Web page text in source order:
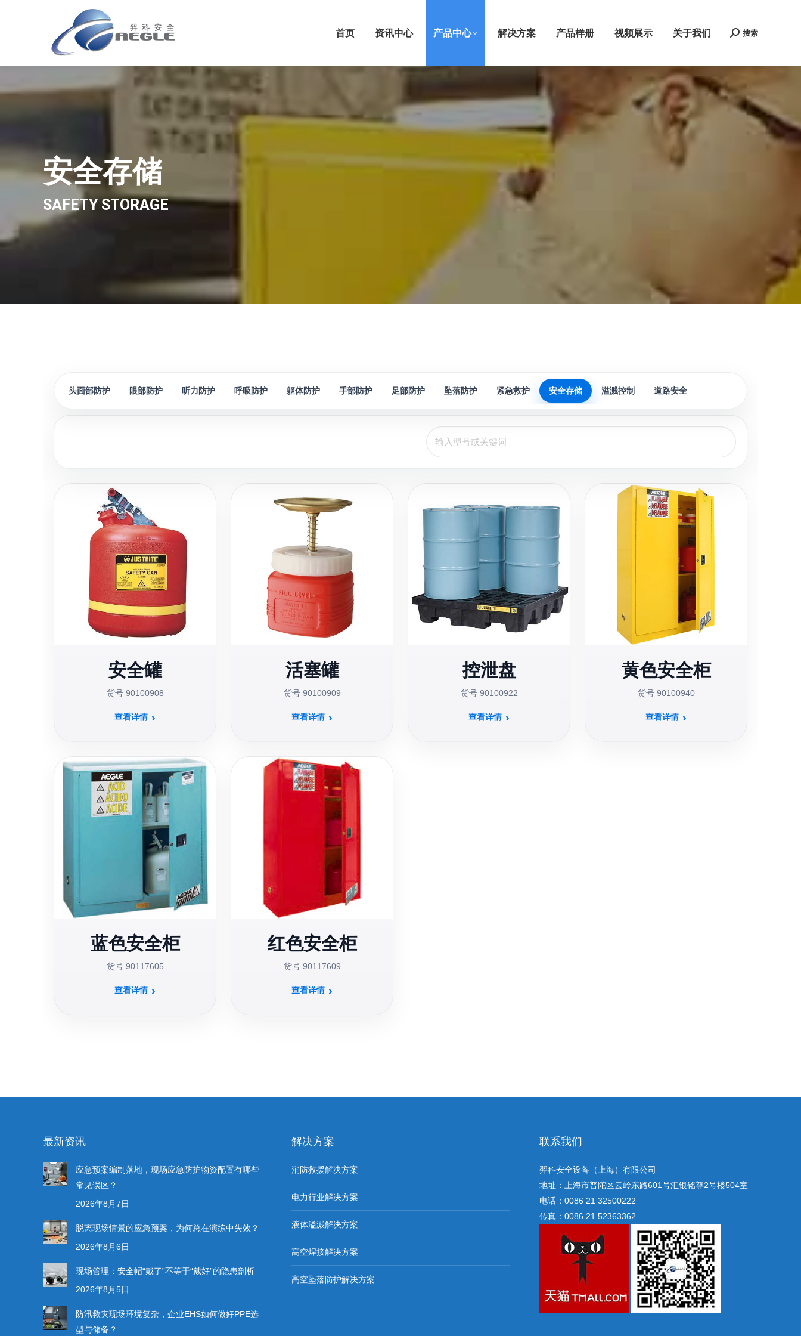
首页 资讯中心 产品中心 解决方案 产品样册 视频展示 关于我们 Search:
搜索
安全存储
SAFETY STORAGE
头面部防护 眼部防护 听力防护 呼吸防护 躯体防护 手部防护 足部防护 坠落防护 紧急救护 安全存储 溢溅控制 道路安全
安全罐
货号 90100908
查看详情
活塞罐
货号 90100909
查看详情
控泄盘
货号 90100922
查看详情
黄色安全柜
货号 90100940
查看详情
蓝色安全柜
货号 90117605
查看详情
红色安全柜
货号 90117609
查看详情
最新资讯
应急预案编制落地，现场应急防护物资配置有哪些
常见误区？
2026年8月7日
脱离现场情景的应急预案，为何总在演练中失效？
2026年8月6日
现场管理：安全帽“戴了”不等于“戴好”的隐患剖析
2026年8月5日
防汛救灾现场环境复杂，企业EHS如何做好PPE选
型与储备？
解决方案
消防救援解决方案
电力行业解决方案
液体溢溅解决方案
高空焊接解决方案
高空坠落防护解决方案
联系我们
羿科安全设备（上海）有限公司
地址：上海市普陀区云岭东路601号汇银铭尊2号楼504室
电话：0086 21 32500222
传真：0086 21 52363362